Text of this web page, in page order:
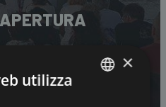
×
utilizza